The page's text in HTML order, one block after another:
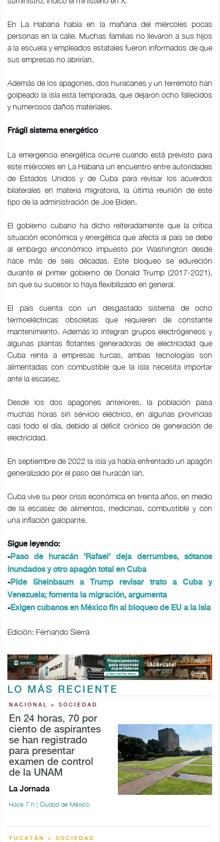
En La Habana había en la mañana del miércoles pocas
personas en la calle. Muchas familias no llevaron a sus hijos
a la escuela y empleados estatales fueron informados de que
sus empresas no abrirían.
Además de los apagones, dos huracanes y un terremoto han
golpeado la isla esta temporada, que dejaron ocho fallecidos
y numerosos daños materiales.
Frágil sistema energético
La emergencia energética ocurre cuando está previsto para
este miércoles en La Habana un encuentro entre autoridades
de Estados Unidos y de Cuba para revisar los acuerdos
bilaterales en materia migratoria, la última reunión de este
tipo de la administración de Joe Biden.
El gobierno cubano ha dicho reiteradamente que la crítica
situación económica y energética que afecta al país se debe
al embargo enconómico impuesto por Washington desde
hace más de seis décadas. Este bloqueo se edureción
durante el primer gobierno de Donald Trump (2017-2021),
sin que su sucesor lo haya flexibilizado en general.
El país cuenta con un desgastado sistema de ocho
termoeléctricas obsoletas que requieren de constante
mantenimiento. Además lo integran grupos electrógeneos y
algunas plantas flotantes generadoras de electricidad que
Cuba renta a empresas turcas, ambas tecnologías son
alimentadas con combustible que la isla necesita importar
ante la escasez.
Desde los dos apagones anteriores, la población pasa
muchas horas sin servicio eléctrico, en algunas provincias
casi todo el día, debido al déficit crónico de generación de
electricidad.
En septiembre de 2022 la isla ya había enfrentado un apagón
generalizado por el paso del huracán Ian.
Cuba vive su peor crisis económica en treinta años, en medio
de la escasez de alimentos, medicinas, combustible y con
una inflación galopante.
Sigue leyendo:
-Paso de huracán 'Rafael' deja derrumbes, sótanos
inundados y otro apagón total en Cuba
-Pide Sheinbaum a Trump revisar trato a Cuba y
Venezuela; fomenta la migración, argumenta
-Exigen cubanos en México fin al bloqueo de EU a la isla
Edición: Fernando Sierra
LO MÁS RECIENTE
NACIONAL > SOCIEDAD
En 24 horas, 70 por
ciento de aspirantes
se han registrado
para presentar
examen de control
de la UNAM
La Jornada
Hace 7 h | Ciudad de México
YUCATÁN > SOCIEDAD